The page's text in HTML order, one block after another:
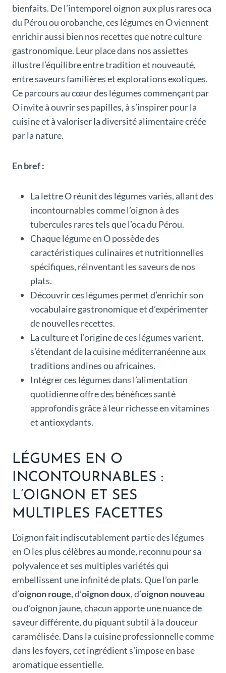
bienfaits. De l’intemporel oignon aux plus rares oca
du Pérou ou orobanche, ces légumes en O viennent
enrichir aussi bien nos recettes que notre culture
gastronomique. Leur place dans nos assiettes
illustre l’équilibre entre tradition et nouveauté,
entre saveurs familières et explorations exotiques.
Ce parcours au cœur des légumes commençant par
O invite à ouvrir ses papilles, à s’inspirer pour la
cuisine et à valoriser la diversité alimentaire créée
par la nature.
En bref :
La lettre O réunit des légumes variés, allant des
incontournables comme l’oignon à des
tubercules rares tels que l’oca du Pérou.
Chaque légume en O possède des
caractéristiques culinaires et nutritionnelles
spécifiques, réinventant les saveurs de nos
plats.
Découvrir ces légumes permet d’enrichir son
vocabulaire gastronomique et d’expérimenter
de nouvelles recettes.
La culture et l’origine de ces légumes varient,
s’étendant de la cuisine méditerranéenne aux
traditions andines ou africaines.
Intégrer ces légumes dans l’alimentation
quotidienne offre des bénéfices santé
approfondis grâce à leur richesse en vitamines
et antioxydants.
LÉGUMES EN O
INCONTOURNABLES :
L’OIGNON ET SES
MULTIPLES FACETTES
L’oignon fait indiscutablement partie des légumes
en O les plus célèbres au monde, reconnu pour sa
polyvalence et ses multiples variétés qui
embellissent une infinité de plats. Que l’on parle
d’oignon rouge, d’oignon doux, d’oignon nouveau
ou d’oignon jaune, chacun apporte une nuance de
saveur différente, du piquant subtil à la douceur
caramélisée. Dans la cuisine professionnelle comme
dans les foyers, cet ingrédient s’impose en base
aromatique essentielle.